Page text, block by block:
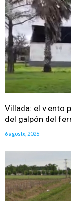
Villada: el viento
del galpón del
6 agosto, 2026